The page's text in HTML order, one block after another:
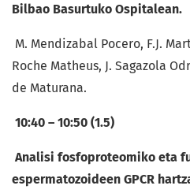
Bilbao Basurtuko Ospitalean.
M. Mendizabal Pocero, F.J.
Roche Matheus, J. Sagazola
de Maturana.
10:40 – 10:50 (1.5)
Analisi fosfoproteomiko eta
espermatozoideen GPCR